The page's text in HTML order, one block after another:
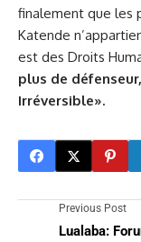
finalement que les
Katende
est des Droits
plus de
Irréversible».
Previous Post
Lualaba: